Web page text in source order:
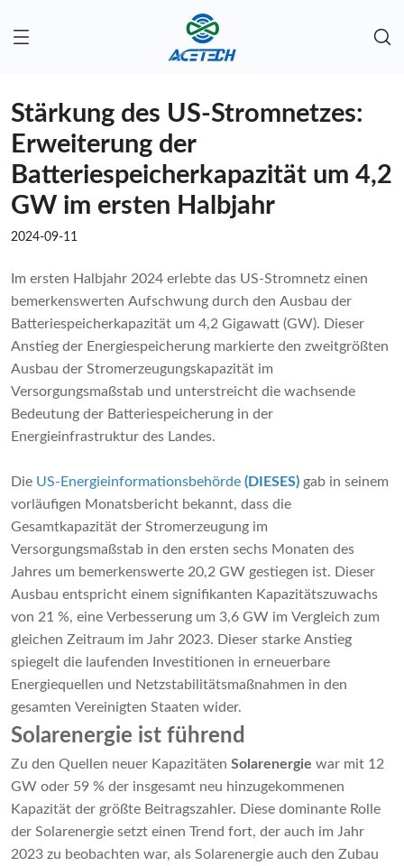
Stärkung des US-Stromnetzes:
Erweiterung der
Batteriespeicherkapazität um 4,2
GW im ersten Halbjahr
2024-09-11
Im ersten Halbjahr 2024 erlebte das US-Stromnetz einen
bemerkenswerten Aufschwung durch den Ausbau der
Batteriespeicherkapazität um 4,2 Gigawatt (GW). Dieser
Anstieg der Energiespeicherung markierte den zweitgrößten
Ausbau der Stromerzeugungskapazität im
Versorgungsmaßstab und unterstreicht die wachsende
Bedeutung der Batteriespeicherung in der
Energieinfrastruktur des Landes.
Die US-Energieinformationsbehörde (DIESES) gab in seinem
vorläufigen Monatsbericht bekannt, dass die
Gesamtkapazität der Stromerzeugung im
Versorgungsmaßstab in den ersten sechs Monaten des
Jahres um bemerkenswerte 20,2 GW gestiegen ist. Dieser
Ausbau entspricht einem signifikanten Kapazitätszuwachs
von 21 %, eine Verbesserung um 3,6 GW im Vergleich zum
gleichen Zeitraum im Jahr 2023. Dieser starke Anstieg
spiegelt die laufenden Investitionen in erneuerbare
Energiequellen und Netzstabilitätsmaßnahmen in den
gesamten Vereinigten Staaten wider.
Solarenergie ist führend
Zu den Quellen neuer Kapazitäten Solarenergie war mit 12
GW oder 59 % der insgesamt neu hinzugekommenen
Kapazität der größte Beitragszahler. Diese dominante Rolle
der Solarenergie setzt einen Trend fort, der auch im Jahr
2023 zu beobachten war, als Solarenergie auch den Zubau